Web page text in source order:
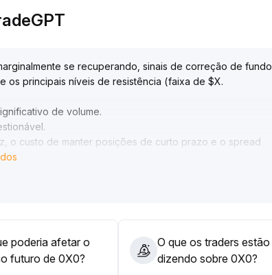
se recuperando, sinais de correção de fundo
os principais níveis de resistência (faixa de $X.
de volume.
.
o custo de manter posições de curto prazo e o spread
facilmente causam forte volatilidade e deslizamento
posições de curto prazo, observem atentamente a
poderia afetar o
futuro de 0X0?
O que os traders estão
dizendo sobre 0X0?